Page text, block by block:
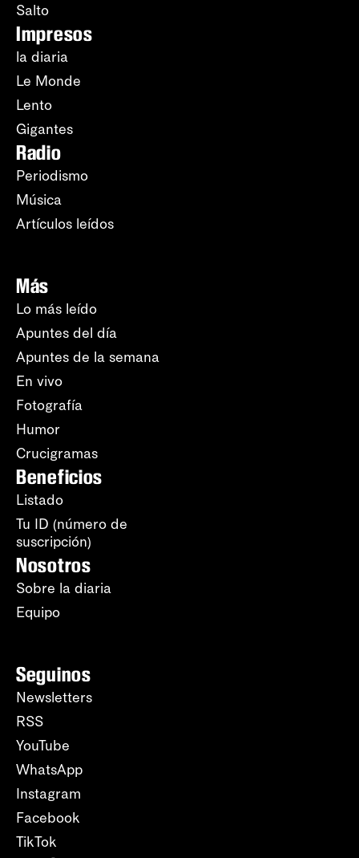
Salto
Impresos
la diaria
Le Monde
Lento
Gigantes
Radio
Periodismo
Música
Artículos leídos
Más
Lo más leído
Apuntes del día
Apuntes de la semana
En vivo
Fotografía
Humor
Crucigramas
Beneficios
Listado
Tu ID (número de
suscripción)
Nosotros
Sobre la diaria
Equipo
Seguinos
Newsletters
RSS
YouTube
WhatsApp
Instagram
Facebook
TikTok